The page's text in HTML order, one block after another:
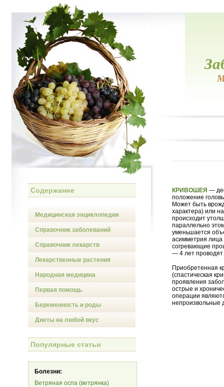
Содержание
Медицинская энциклопедия
Справочник заболеваний
Справочник лекарств
Лекарственные растения
Народная медицина
Первая помощь
Беременность и роды
Диеты на любой вкус
Популярные статьи
Болезни:
Ветряная оспа (ветрянка)
КРИВОШЕЯ —
положение
Может быть
характера) или
происходит
параллельно
уменьшается
асимметрия
согревающие
— 4 лет
Приобретенная
(спастическая
проявления
острые и
операции
непроизвольные